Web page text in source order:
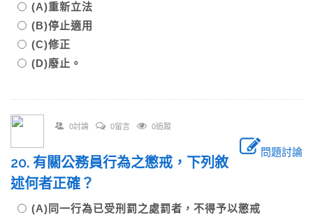
(A)重新立法
(B)停止適用
(C)修正
(D)廢止。
0討論 0留言 0追蹤
問題討論
20. 有關公務員行為之懲戒，下列敘
述何者正確？
(A)同一行為已受刑罰之處罰者，不得予以懲戒